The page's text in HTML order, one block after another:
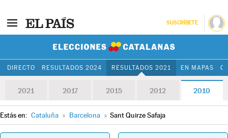
SUSCRÍBETE
DIRECTO RESULTADOS 2024 RESULTADOS 2021 EN MAPAS
2021 2017 2015 2012 2010
Estás en: Cataluña » Barcelona » Sant Quirze Safaja